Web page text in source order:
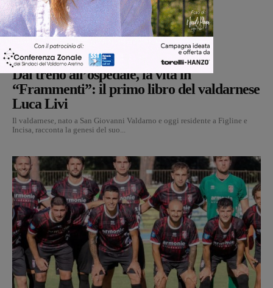
Cultura Martina Giardi -9 Agosto 2026
Dal treno all’ospedale, la vita in
“Frammenti”: il primo libro del valdarnese
Luca Livi
Il valdarnese, nato a San Giovanni Valdarno e oggi residente a Figline e
Incisa, racconta la genesi del suo...